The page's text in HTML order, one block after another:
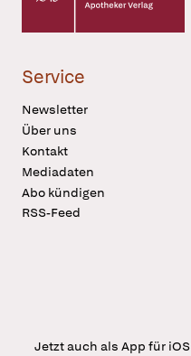
Service
Newsletter
Über uns
Kontakt
Mediadaten
Abo kündigen
RSS-Feed
Jetzt auch als App für iOS